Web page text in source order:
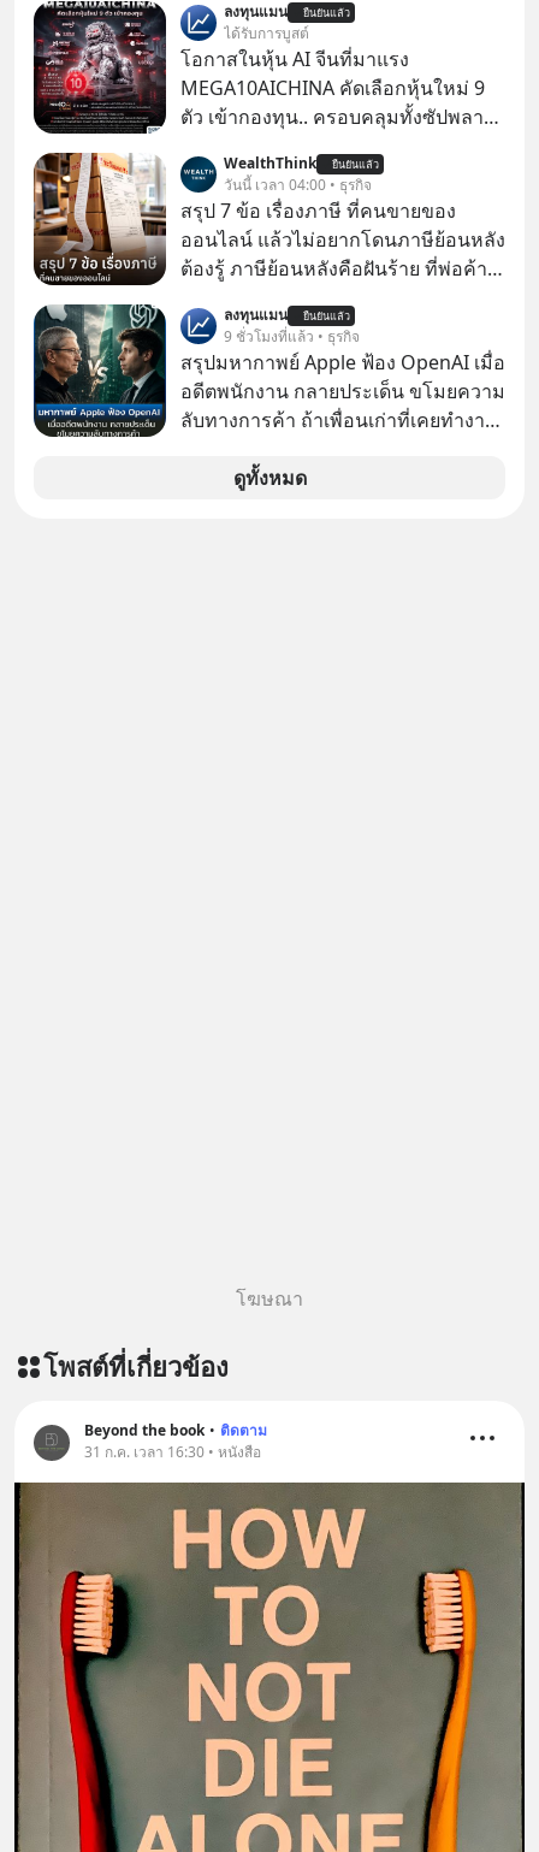
Dalio ชายผู้เคยทำนายวิกฤตเศรษฐกิจ
มาแล้วหลายต่อหลายครั้ง ออกมาส่ง
สัญญาณเตือนระเบิดเวลาลูกใหม่ที่
กำลังก่อตัวขึ้น จาก "ระเบิดหนี้สิน
มหาศาล" ผสานเข้ากับ "ฟองสบู่กระแส
AI" ที่ผู้คนกำลังแห่ไล่ราคาอย่างบ้าคลั่ง
บทเรียนจากประวัติศาสตร์ 500 ปี บอก
อะไรเรา? ระเบียบโลกกำลังจะเปลี่ยน
มือไปในทิศทางไหน? และเราควรรับมือ
อย่างไรก่อนที่ทุกอย่างจะสายเกินไป?
ร่วมเจาะลึกบทวิเคราะห์และข้อคิดการ
เงินฉบับ Dalio กันได้ใน EP. นี้
#RayDalio #สรุปบทเรียน #การเงินการ
ลงทุน #MissionToTheMoon
#MissionToTheMoonPodcast
ลงทุนแมน ยืนยันแล้ว
ได้รับการบูสต์
โอกาสในหุ้น AI จีนที่มาแรง
MEGA10AICHINA คัดเลือกหุ้นใหม่ 9
ตัว เข้ากองทุน.. ครอบคลุมทั้งซัปพลาย
โปรโมชัน ลด 50% ค่าธรรมเนียมซื้อ |
ยอด 2 ล้านบาทขึ้นไป ฟรีค่าธรรมเนียม
ซื้อ
WealthThink ยืนยันแล้ว
วันนี้ เวลา 04:00 • ธุรกิจ
สรุป 7 ข้อ เรื่องภาษี ที่คนขายของ
ออนไลน์ แล้วไม่อยากโดนภาษีย้อนหลัง
ต้องรู้ ภาษีย้อนหลังคือฝันร้าย ที่พ่อค้า
ลงทุนแมน ยืนยันแล้ว
9 ชั่วโมงที่แล้ว • ธุรกิจ
สรุปมหากาพย์ Apple ฟ้อง OpenAI เมื่อ
อดีตพนักงาน กลายประเด็น ขโมยความ
ลับทางการค้า ถ้าเพื่อนเก่าที่เคยทำงาน
เก่าที่เขาเคยทำไว้ ตอนยังอยู่บริษัท
ดูทั้งหมด
โฆษณา
โพสต์ที่เกี่ยวข้อง
Beyond the book • ติดตาม
31 ก.ค. เวลา 16:30 • หนังสือ